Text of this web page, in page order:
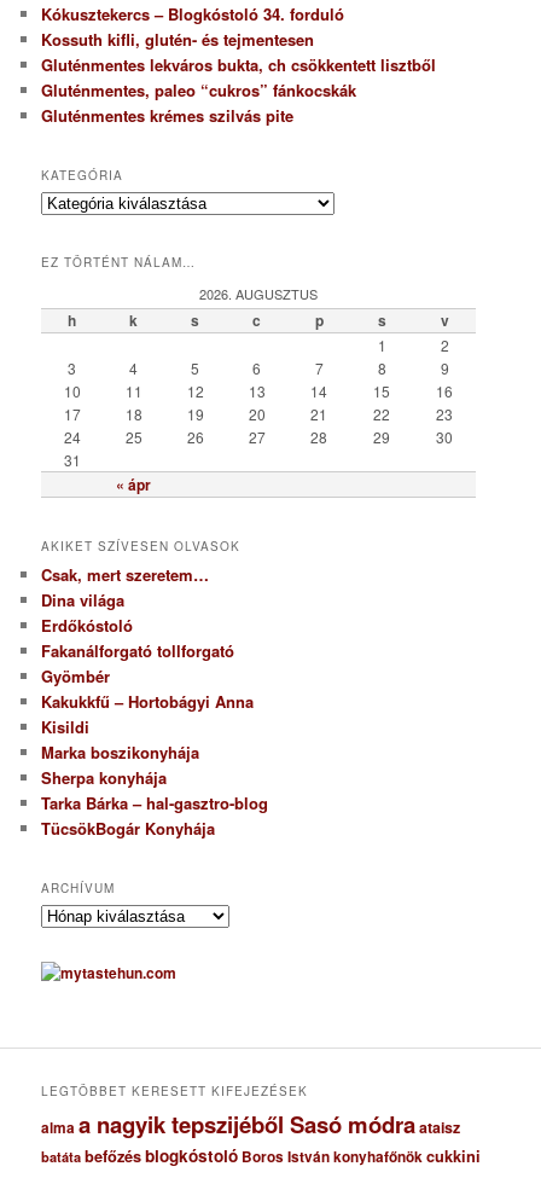
Kókusztekercs – Blogkóstoló 34. forduló
Kossuth kifli, glutén- és tejmentesen
Gluténmentes lekváros bukta, ch csökkentett lisztből
Gluténmentes, paleo “cukros” fánkocskák
Gluténmentes krémes szilvás pite
KATEGÓRIA
K
e
r
EZ TÖRTÉNT NÁLAM…
2026. AUGUSZTUS
h k s c p s v
« ápr
1
2
3
4 5 6 7 8
9
10
11 12 13 14 15
16
17
18 19 20 21 22
23
24
25 26 27 28 29
30
31
AKIKET SZÍVESEN OLVASOK
Csak, mert szeretem…
Dina világa
Erdőkóstoló
Fakanálforgató tollforgató
Gyömbér
Kakukkfű – Hortobágyi Anna
Kisildi
Marka boszikonyhája
Sherpa konyhája
Tarka Bárka – hal-gasztro-blog
TücsökBogár Konyhája
ARCHÍVUM
A
c
h
u
LEGTÖBBET KERESETT KIFEJEZÉSEK
almaa nagyik tepszijéből Sasó módraataisz
batáta befőzésblogkóstoló Boros István konyhafőnökcukkini